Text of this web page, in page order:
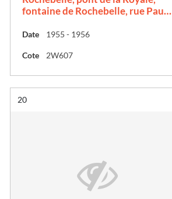
fontaine de Rochebelle, rue Pau…
Date 1955 - 1956
Cote 2W607
Résultat n°
20